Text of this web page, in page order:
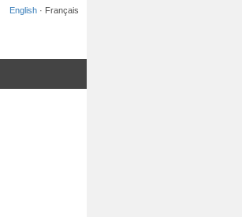
English · Français